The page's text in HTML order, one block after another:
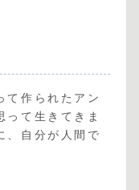
て作られたアン
って生きてきま
、自分が人間で